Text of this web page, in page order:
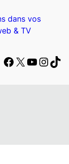
dans vos
& TV
Facebook
X